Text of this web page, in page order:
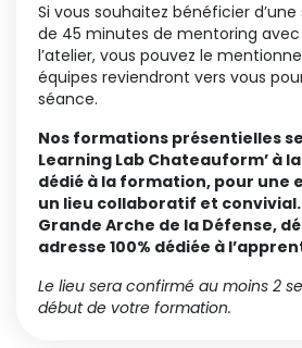
Si vous souhaitez bénéficier d’une
de 45 minutes de mentoring avec
l’atelier, vous pouvez le
équipes reviendront vers vous
séance.
Nos formations présentielles
Learning Lab Chateauform’ à
dédié à la formation, pour une
un lieu collaboratif et convivial.
Grande Arche de la Défense,
adresse 100% dédiée à
Le lieu sera confirmé au moins 2
début de votre formation.